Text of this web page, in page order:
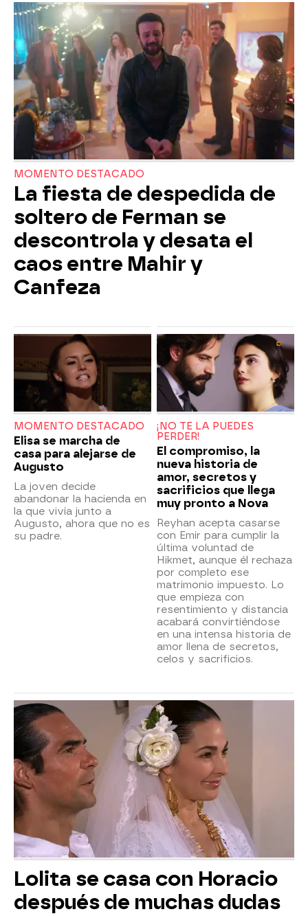
MOMENTO DESTACADO
La fiesta de despedida de
soltero de Ferman se
descontrola y desata el
caos entre Mahir y
Canfeza
MOMENTO DESTACADO
Elisa se marcha de
casa para alejarse de
Augusto
La joven decide
abandonar la hacienda en
la que vivía junto a
Augusto, ahora que no es
su padre.
¡NO TE LA PUEDES
PERDER!
El compromiso, la
nueva historia de
amor, secretos y
sacrificios que llega
muy pronto a Nova
Reyhan acepta casarse
con Emir para cumplir la
última voluntad de
Hikmet, aunque él rechaza
por completo ese
matrimonio impuesto. Lo
que empieza con
resentimiento y distancia
acabará convirtiéndose
en una intensa historia de
amor llena de secretos,
celos y sacrificios.
Lolita se casa con Horacio
después de muchas dudas